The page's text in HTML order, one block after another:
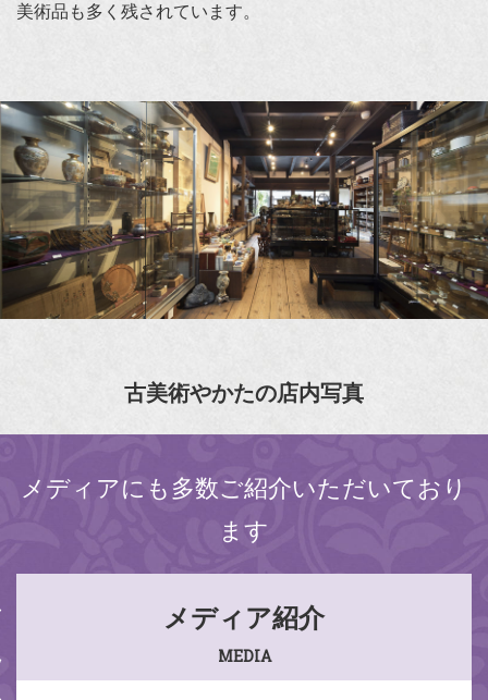
美術品も多く残されています。
古美術やかたの店内写真
メディアにも多数ご紹介いただいており
ます
メディア紹介
MEDIA